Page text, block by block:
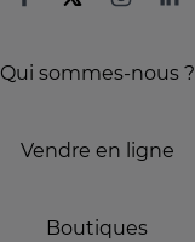
Qui sommes-nous ?
Vendre en ligne
Boutiques